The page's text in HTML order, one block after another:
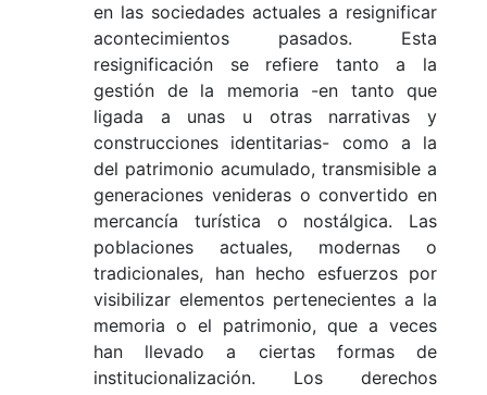
en las sociedades actuales a resignificar
acontecimientos pasados. Esta
resignificación se refiere tanto a la
gestión de la memoria -en tanto que
ligada a unas u otras narrativas y
construcciones identitarias- como a la
del patrimonio acumulado, transmisible a
generaciones venideras o convertido en
mercancía turística o nostálgica. Las
poblaciones actuales, modernas o
tradicionales, han hecho esfuerzos por
visibilizar elementos pertenecientes a la
memoria o el patrimonio, que a veces
han llevado a ciertas formas de
institucionalización. Los derechos